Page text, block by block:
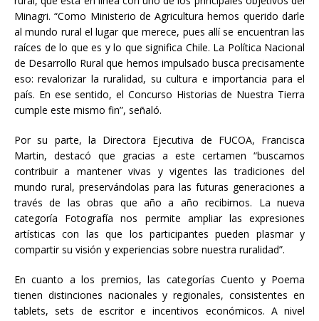
Minagri. “Como Ministerio de Agricultura hemos querido darle
al mundo rural el lugar que merece, pues allí se encuentran las
raíces de lo que es y lo que significa Chile. La Política Nacional
de Desarrollo Rural que hemos impulsado busca precisamente
eso: revalorizar la ruralidad, su cultura e importancia para el
país. En ese sentido, el Concurso Historias de Nuestra Tierra
cumple este mismo fin”, señaló.
Por su parte, la Directora Ejecutiva de FUCOA, Francisca
Martin, destacó que gracias a este certamen “buscamos
contribuir a mantener vivas y vigentes las tradiciones del
mundo rural, preservándolas para las futuras generaciones a
través de las obras que año a año recibimos. La nueva
categoría Fotografía nos permite ampliar las expresiones
artísticas con las que los participantes pueden plasmar y
compartir su visión y experiencias sobre nuestra ruralidad”.
En cuanto a los premios, las categorías Cuento y Poema
tienen distinciones nacionales y regionales, consistentes en
tablets, sets de escritor e incentivos económicos. A nivel